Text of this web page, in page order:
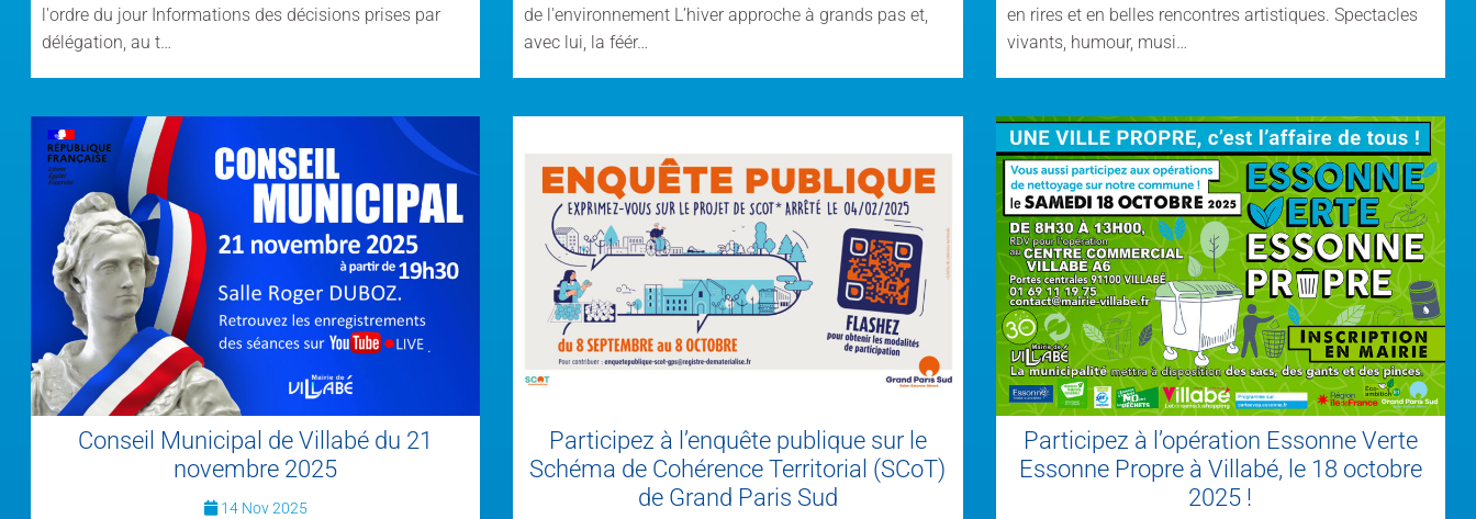
l'ordre du jour Informations des décisions prises par
délégation, au t…
de l'environnement L’hiver approche à grands pas et,
avec lui, la féér…
en rires et en belles rencontres artistiques. Spectacles
vivants, humour, musi…
Conseil Municipal de Villabé du 21
novembre 2025
14 Nov 2025
Participez à l’enquête publique sur le
Schéma de Cohérence Territorial (SCoT)
de Grand Paris Sud
Participez à l’opération Essonne Verte
Essonne Propre à Villabé, le 18 octobre
2025 !